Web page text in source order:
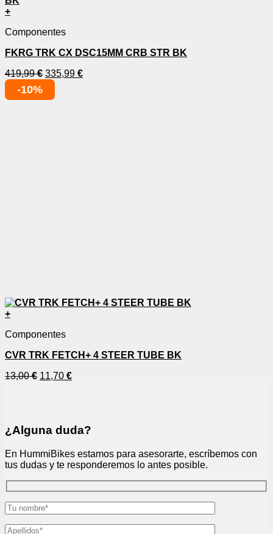
+
Componentes
FKRG TRK CX DSC15MM CRB STR BK
419,99€ 335,99 €
-10%
+
Componentes
CVR TRK FETCH+ 4 STEER TUBE BK
13,00€ 11,70 €
¿Alguna duda?
En HummiBikes estamos para asesorarte, escríbemos con
tus dudas y te responderemos lo antes posible.